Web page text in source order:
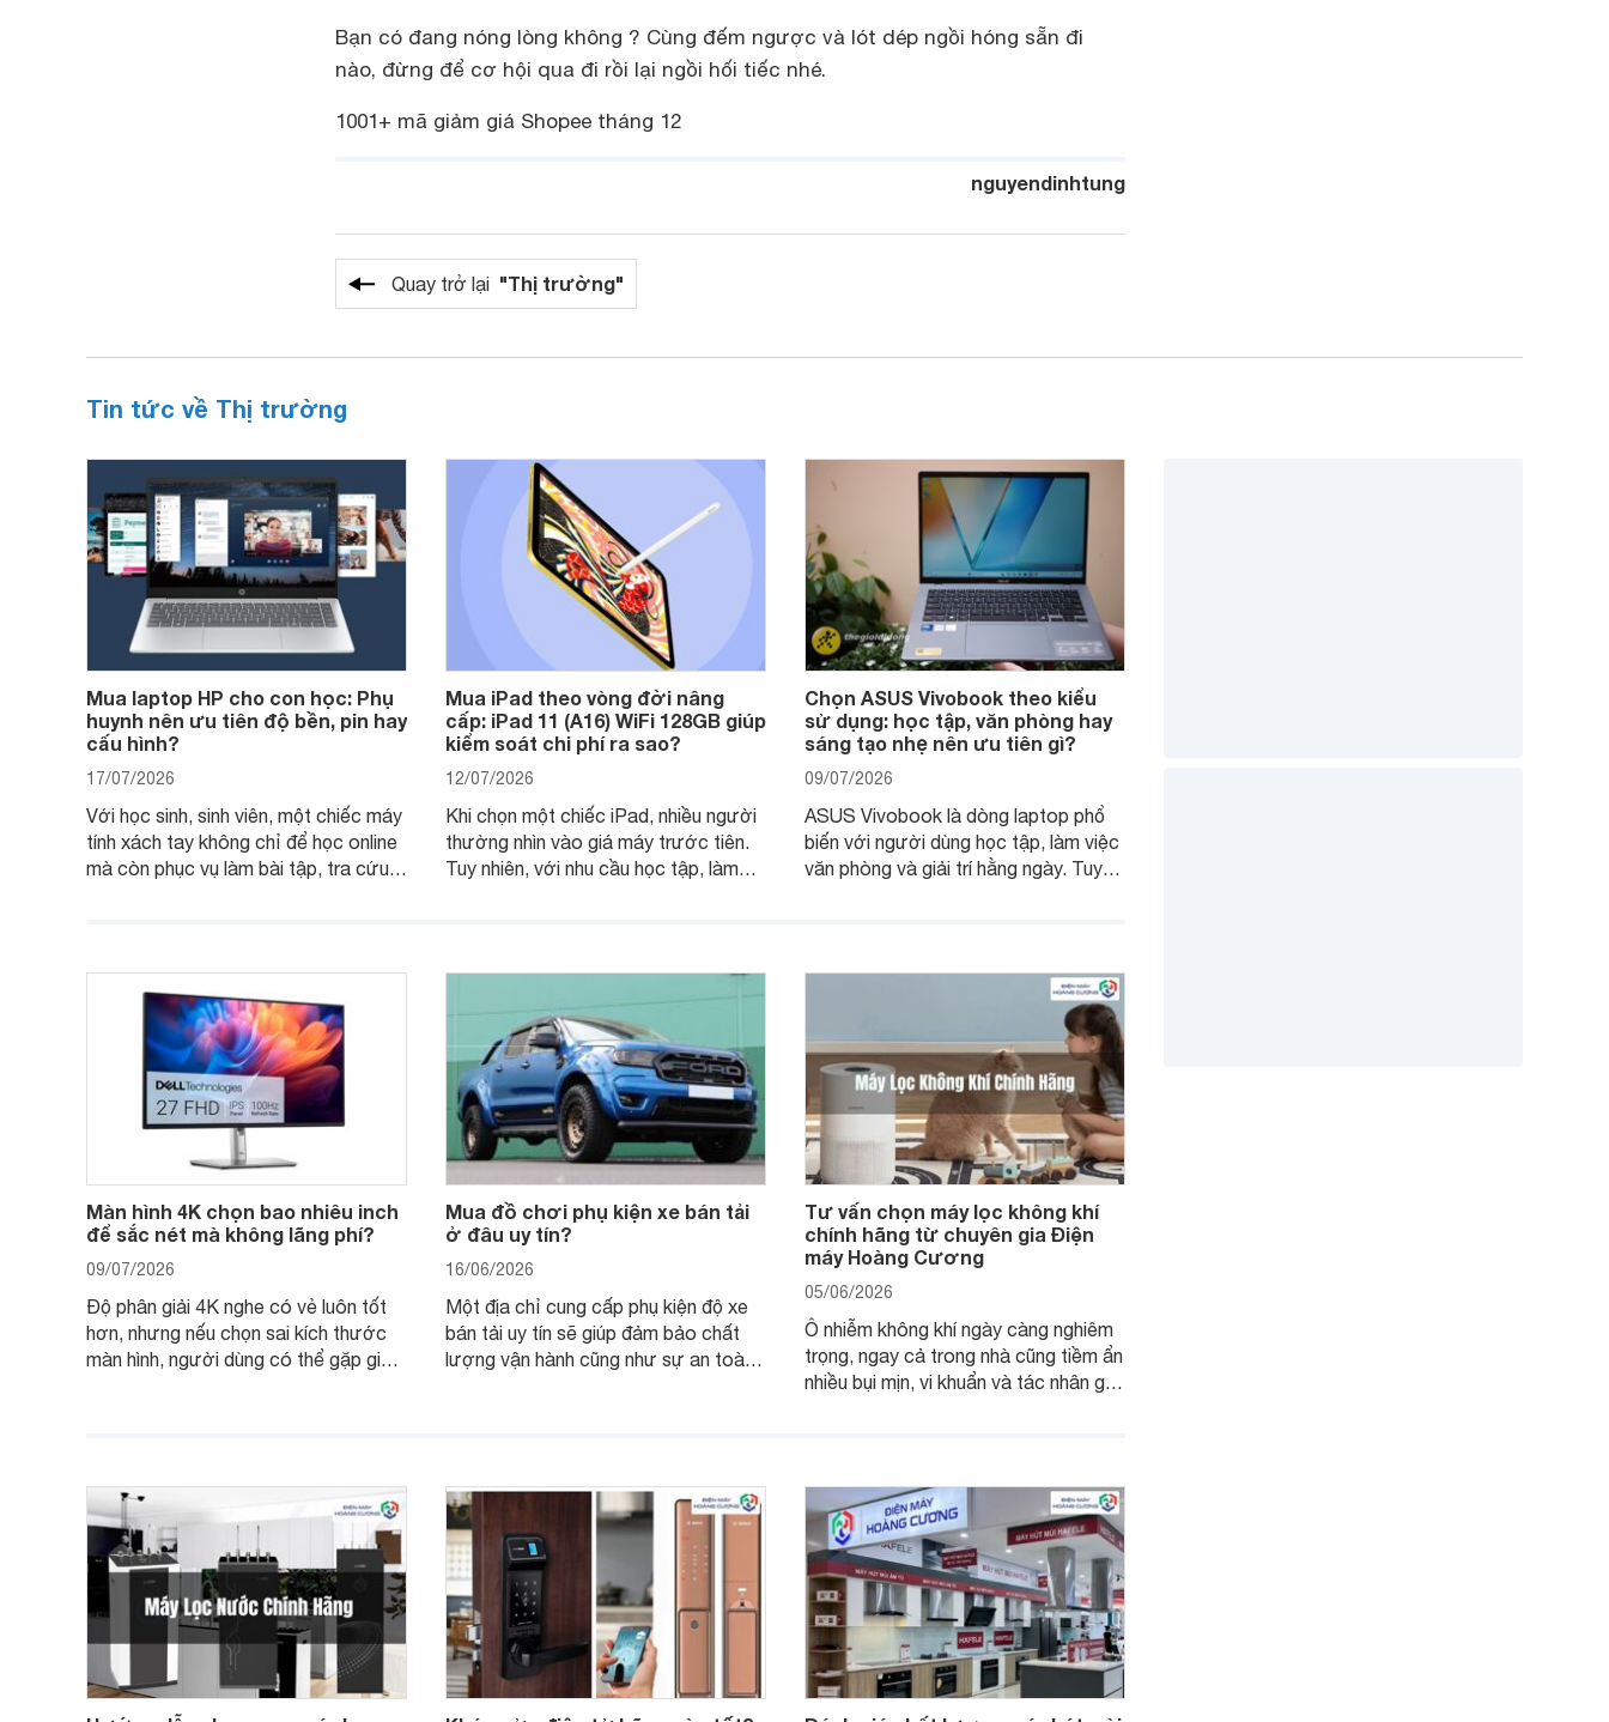
Bạn có đang nóng lòng không ? Cùng đếm ngược và lót dép ngồi hóng sẵn đi
nào, đừng để cơ hội qua đi rồi lại ngồi hối tiếc nhé.
1001+ mã giảm giá Shopee tháng 12
nguyendinhtung
Quay trở lại "Thị trường"
Tin tức về Thị trường
Mua laptop HP cho con học: Phụ
huynh nên ưu tiên độ bền, pin hay
cấu hình?
17/07/2026
Với học sinh, sinh viên, một chiếc máy
tính xách tay không chỉ để học online
mà còn phục vụ làm bài tập, tra cứu,
thay vì chỉ so sánh cấu hình trên giấy.
Mua iPad theo vòng đời nâng
cấp: iPad 11 (A16) WiFi 128GB giúp
kiểm soát chi phí ra sao?
12/07/2026
Khi chọn một chiếc iPad, nhiều người
thường nhìn vào giá máy trước tiên.
Tuy nhiên, với nhu cầu học tập, làm
không, dùng được bao lâu và khi nào
Chọn ASUS Vivobook theo kiểu
sử dụng: học tập, văn phòng hay
sáng tạo nhẹ nên ưu tiên gì?
09/07/2026
ASUS Vivobook là dòng laptop phổ
biến với người dùng học tập, làm việc
văn phòng và giải trí hằng ngày. Tuy
tế thay vì chỉ nhìn vào tên CPU hay
Màn hình 4K chọn bao nhiêu inch
để sắc nét mà không lãng phí?
09/07/2026
Độ phân giải 4K nghe có vẻ luôn tốt
hơn, nhưng nếu chọn sai kích thước
màn hình, người dùng có thể gặp giao
Mua đồ chơi phụ kiện xe bán tải
ở đâu uy tín?
16/06/2026
Một địa chỉ cung cấp phụ kiện độ xe
bán tải uy tín sẽ giúp đảm bảo chất
lượng vận hành cũng như sự an toàn
Tư vấn chọn máy lọc không khí
chính hãng từ chuyên gia Điện
máy Hoàng Cương
05/06/2026
Ô nhiễm không khí ngày càng nghiêm
trọng, ngay cả trong nhà cũng tiềm ẩn
nhiều bụi mịn, vi khuẩn và tác nhân gây
trong lành hơn.